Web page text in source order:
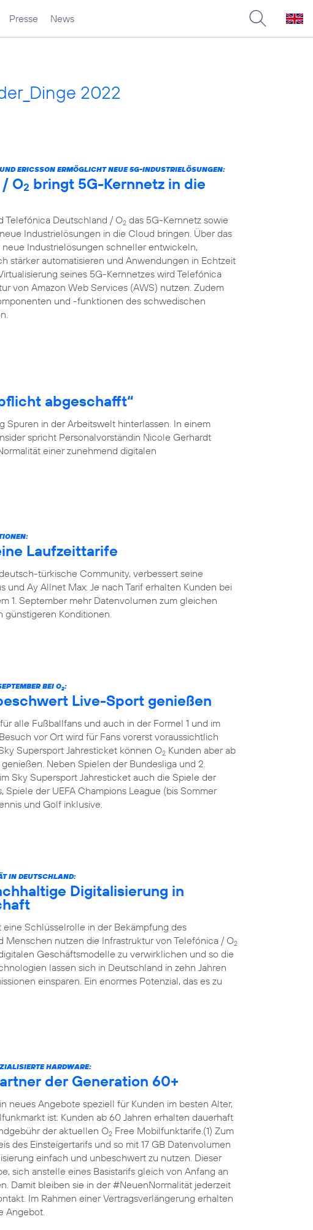
Presse News
2022
ERICSSON ERMÖGLICHT NEUE 5G-INDUSTRIELÖSUNGEN:
O2 bringt 5G-Kernnetz in die
Telefónica Deutschland / O2 das 5G-Kernnetz sowie
Industrielösungen in die Cloud bringen. Über das
Industrielösungen schneller entwickeln,
stärker automatisieren und Anwendungen in Echtzeit
seines 5G-Kernnetzes wird Telefónica
von Amazon Web Services (AWS) nutzen. Zudem
und -funktionen des schwedischen
abgeschafft“
Spuren in der Arbeitswelt hinterlassen. In einem
spricht Personalvorständin Nicole Gerhardt
einer zunehmend digitalen
Laufzeittarife
türkische Community, verbessert seine
und Ay Allnet Max: Je nach Tarif erhalten Kunden bei
1. September mehr Datenvolumen zum gleichen
günstigeren Konditionen.
BEI O2:
Live-Sport genießen
alle Fußballfans und auch in der Formel 1 und im
vor Ort wird für Fans vorerst voraussichtlich
Supersport Jahresticket können O2 Kunden aber ab
Neben Spielen der Bundesliga und 2.
Sky Supersport Jahresticket auch die Spiele der
Spiele der UEFA Champions League (bis Sommer
und Golf inklusive.
IN DEUTSCHLAND:
Digitalisierung in
Schlüsselrolle in der Bekämpfung des
Menschen nutzen die Infrastruktur von Telefónica / O2
Geschäftsmodelle zu verwirklichen und so die
lassen sich in Deutschland in zehn Jahren
einsparen. Ein enormes Potenzial, das es zu
HARDWARE:
der Generation 60+
neues Angebote speziell für Kunden im besten Alter,
ist: Kunden ab 60 Jahren erhalten dauerhaft
der aktuellen O2 Free Mobilfunktarife.(1) Zum
des Einsteigertarifs und so mit 17 GB Datenvolumen
einfach und unbeschwert zu nutzen. Dieser
sich anstelle eines Basistarifs gleich von Anfang an
Damit bleiben sie in der #NeuenNormalität jederzeit
Im Rahmen einer Vertragsverlängerung erhalten
Angebot.